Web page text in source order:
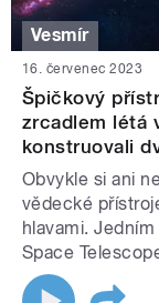
Vesmír
16. červenec 2023
Špičkový
zrcadlem létá
konstruovali
Obvykle si ani
vědecké
hlavami.
Space